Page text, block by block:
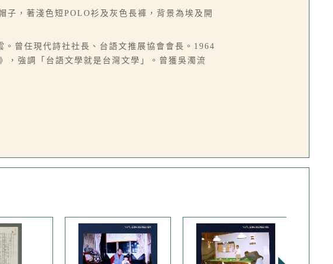
子，著淺色短POLO衫及灰色長褲，背景為埃及開
曾任現代詩社社長、台語文推展協會會長。1964
，強調「台語文學就是台灣文學」。曾獲吳濁流